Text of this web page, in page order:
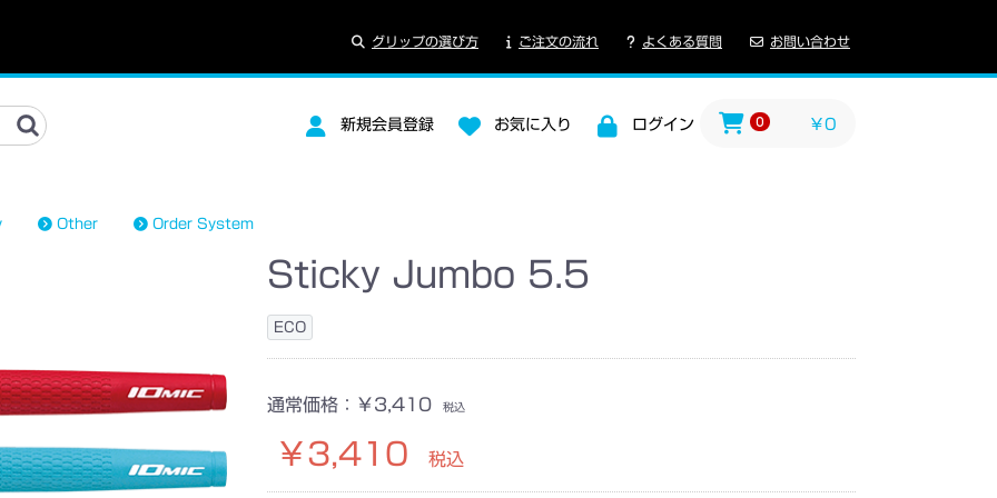
グリップの選び方 ご注文の流れ よくある質問 お問い合わせ
新規会員登録 お気に入り ログイン 0 ￥0
Other Order System
Sticky Jumbo 5.5
ECO
通常価格： ￥3,410 税込
￥3,410 税込